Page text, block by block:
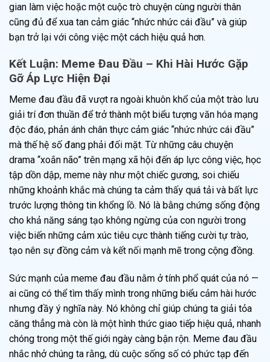
gian làm việc hoặc một cuộc trò chuyện cùng người thân
cũng đủ để xua tan cảm giác “nhức nhức cái đầu” và giúp
bạn trở lại với công việc một cách hiệu quả hơn.
Kết Luận: Meme Đau Đầu – Khi Hài Hước Gặp
Gỡ Áp Lực Hiện Đại
Meme đau đầu đã vượt ra ngoài khuôn khổ của một trào lưu
giải trí đơn thuần để trở thành một biểu tượng văn hóa mạng
độc đáo, phản ánh chân thực cảm giác “nhức nhức cái đầu”
mà thế hệ số đang phải đối mặt. Từ những câu chuyện
drama “xoắn não” trên mạng xã hội đến áp lực công việc, học
tập dồn dập, meme này như một chiếc gương, soi chiếu
những khoảnh khắc mà chúng ta cảm thấy quá tải và bất lực
trước lượng thông tin khổng lồ. Nó là bằng chứng sống động
cho khả năng sáng tạo không ngừng của con người trong
việc biến những cảm xúc tiêu cực thành tiếng cười tự trào,
tạo nên sự đồng cảm và kết nối mạnh mẽ trong cộng đồng.
Sức mạnh của meme đau đầu nằm ở tính phổ quát của nó —
ai cũng có thể tìm thấy mình trong những biểu cảm hài hước
nhưng đầy ý nghĩa này. Nó không chỉ giúp chúng ta giải tỏa
căng thẳng mà còn là một hình thức giao tiếp hiệu quả, nhanh
chóng trong một thế giới ngày càng bận rộn. Meme đau đầu
nhắc nhở chúng ta rằng, dù cuộc sống số có phức tạp đến